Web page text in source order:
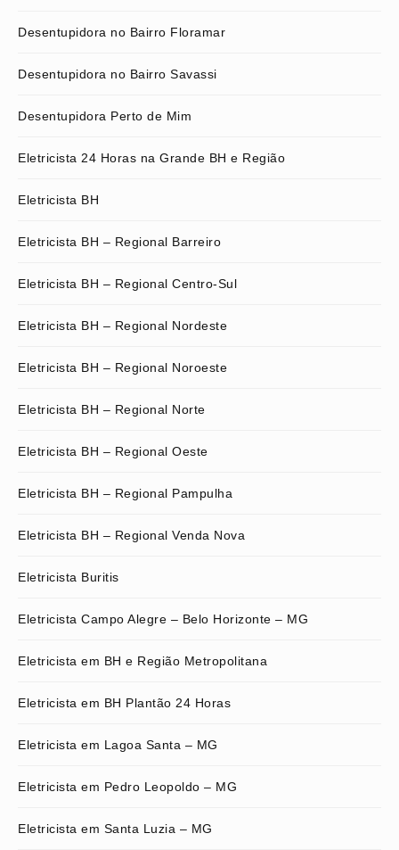
Desentupidora no Bairro Floramar
Desentupidora no Bairro Savassi
Desentupidora Perto de Mim
Eletricista 24 Horas na Grande BH e Região
Eletricista BH
Eletricista BH – Regional Barreiro
Eletricista BH – Regional Centro-Sul
Eletricista BH – Regional Nordeste
Eletricista BH – Regional Noroeste
Eletricista BH – Regional Norte
Eletricista BH – Regional Oeste
Eletricista BH – Regional Pampulha
Eletricista BH – Regional Venda Nova
Eletricista Buritis
Eletricista Campo Alegre – Belo Horizonte – MG
Eletricista em BH e Região Metropolitana
Eletricista em BH Plantão 24 Horas
Eletricista em Lagoa Santa – MG
Eletricista em Pedro Leopoldo – MG
Eletricista em Santa Luzia – MG